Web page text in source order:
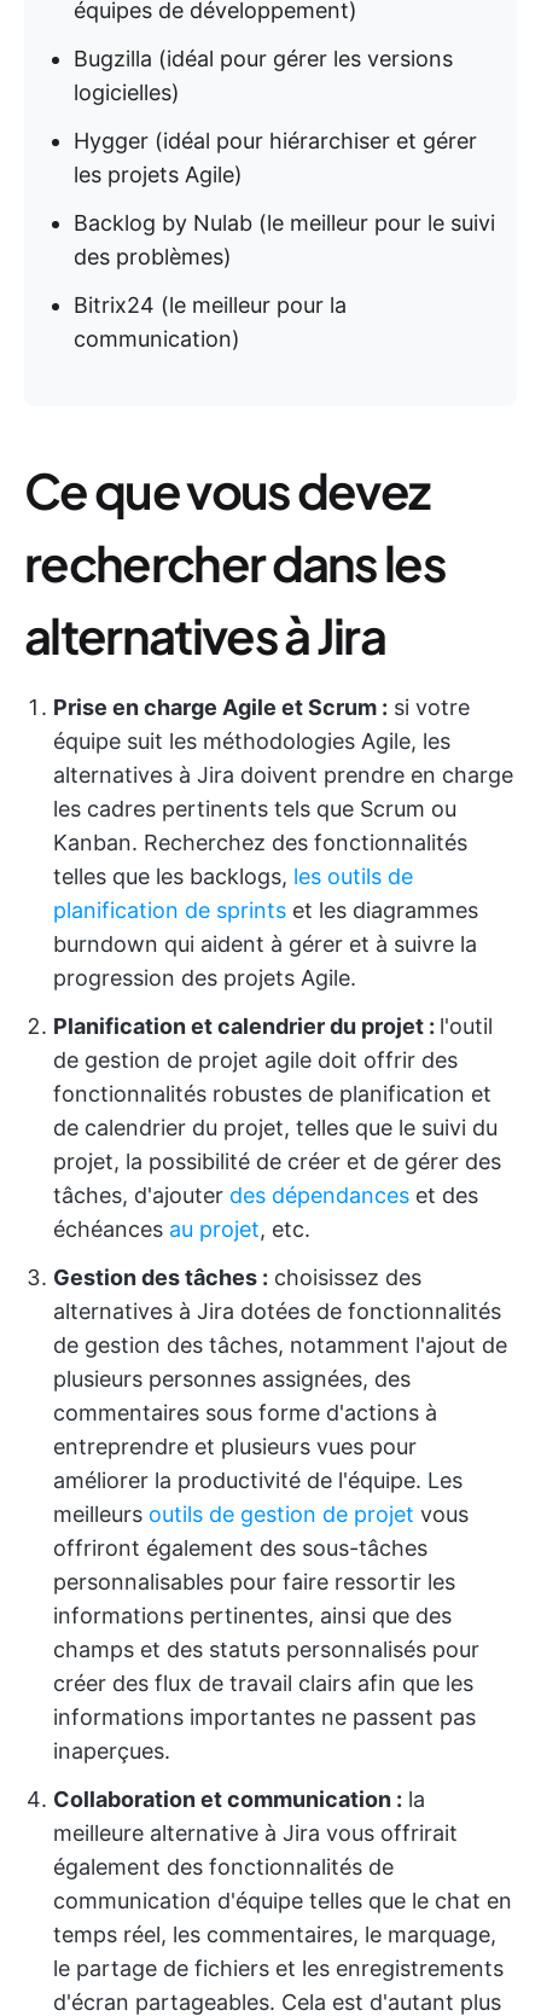
équipes de développement)
Bugzilla (idéal pour gérer les versions
logicielles)
Hygger (idéal pour hiérarchiser et gérer
les projets Agile)
Backlog by Nulab (le meilleur pour le suivi
des problèmes)
Bitrix24 (le meilleur pour la
communication)
Ce que vous devez
rechercher dans les
alternatives à Jira
Prise en charge Agile et Scrum : si votre
équipe suit les méthodologies Agile, les
alternatives à Jira doivent prendre en charge
les cadres pertinents tels que Scrum ou
Kanban. Recherchez des fonctionnalités
telles que les backlogs, les outils de
planification de sprints et les diagrammes
burndown qui aident à gérer et à suivre la
progression des projets Agile.
Planification et calendrier du projet : l'outil
de gestion de projet agile doit offrir des
fonctionnalités robustes de planification et
de calendrier du projet, telles que le suivi du
projet, la possibilité de créer et de gérer des
tâches, d'ajouter des dépendances et des
échéances au projet, etc.
Gestion des tâches : choisissez des
alternatives à Jira dotées de fonctionnalités
de gestion des tâches, notamment l'ajout de
plusieurs personnes assignées, des
commentaires sous forme d'actions à
entreprendre et plusieurs vues pour
améliorer la productivité de l'équipe. Les
meilleurs outils de gestion de projet vous
offriront également des sous-tâches
personnalisables pour faire ressortir les
informations pertinentes, ainsi que des
champs et des statuts personnalisés pour
créer des flux de travail clairs afin que les
informations importantes ne passent pas
inaperçues.
Collaboration et communication : la
meilleure alternative à Jira vous offrirait
également des fonctionnalités de
communication d'équipe telles que le chat en
temps réel, les commentaires, le marquage,
le partage de fichiers et les enregistrements
d'écran partageables. Cela est d'autant plus